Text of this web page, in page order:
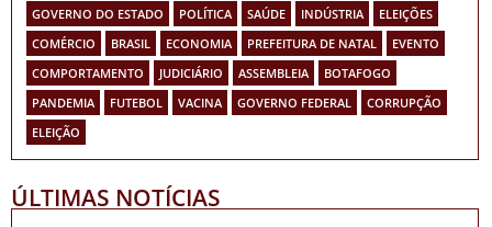
GOVERNO DO ESTADO POLÍTICA SAÚDE INDÚSTRIA
ELEIÇÕES
COMÉRCIO
BRASIL ECONOMIA PREFEITURA DE NATAL
EVENTO
COMPORTAMENTO
JUDICIÁRIO ASSEMBLEIA
BOTAFOGO
PANDEMIA
FUTEBOL VACINA GOVERNO FEDERAL
CORRUPÇÃO
ELEIÇÃO
ÚLTIMAS NOTÍCIAS